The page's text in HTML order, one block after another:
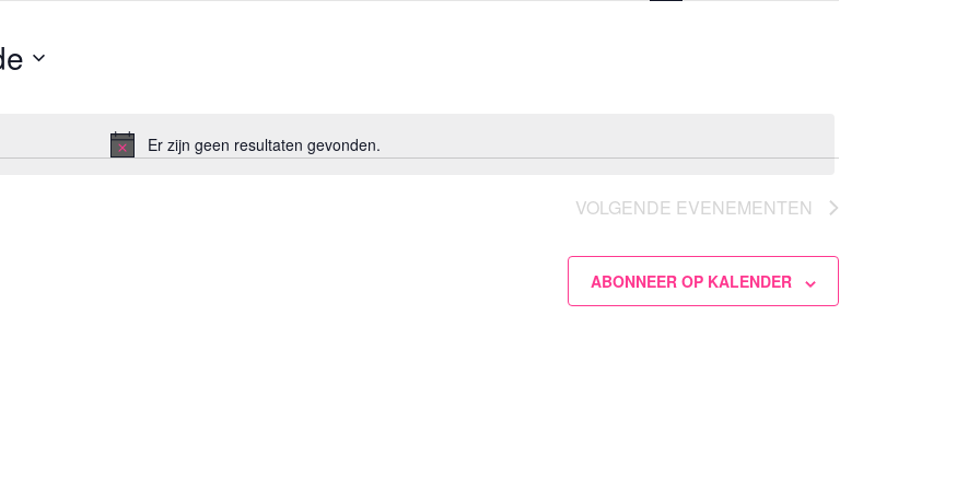
Bericht
Er zijn geen resultaten gevonden.
navigatie
VOLGENDE EVENEMENTEN
ABONNEER OP KALENDER